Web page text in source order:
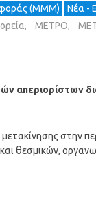
(ΜΜΜ)
Νέα -
, ΜΕΤΡΟ,
απεριορίστων
στην
θεσμικών,